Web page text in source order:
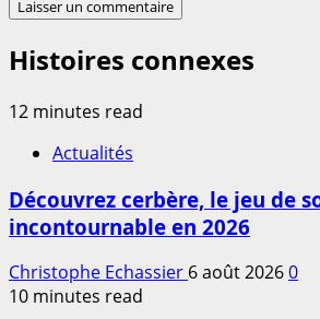
Histoires connexes
12 minutes read
Actualités
Découvrez cerbère, le jeu de
incontournable en 2026
Christophe Echassier 6 août 20260
10 minutes read